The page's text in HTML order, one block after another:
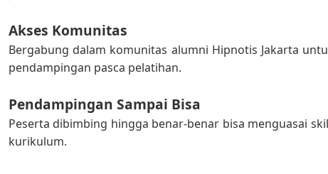
Akses Komunitas
Bergabung dalam komunitas alumni Hipnotis Jakarta
pendampingan pasca pelatihan.
Pendampingan Sampai Bisa
Peserta dibimbing hingga benar-benar bisa menguasai
kurikulum.